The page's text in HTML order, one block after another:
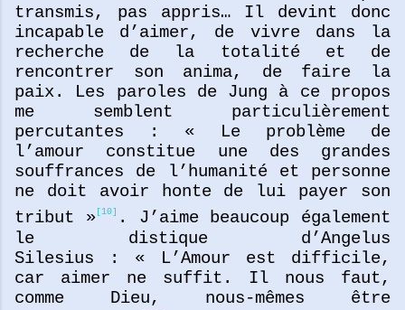
transmis, pas appris… Il devint donc
incapable d’aimer, de vivre dans la
recherche de la totalité et de
rencontrer son anima, de faire la
paix. Les paroles de Jung à ce propos
me semblent particulièrement
percutantes : « Le problème de
l’amour constitue une des grandes
souffrances de l’humanité et personne
ne doit avoir honte de lui payer son
tribut » [10]
. J’aime beaucoup également
le distique d’Angelus
Silesius : « L’Amour est difficile,
car aimer ne suffit. Il nous faut,
comme Dieu, nous-mêmes être